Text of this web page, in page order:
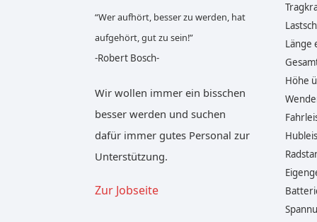
“Wer aufhört, besser zu werden, hat
aufgehört, gut zu sein!”
-Robert Bosch-
Wir wollen immer ein bisschen
besser werden und suchen
dafür immer gutes Personal zur
Unterstützung.
Zur Jobseite
Länge
Höhe